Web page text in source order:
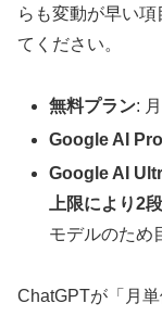
らも変動が早い
てください。
無料プラン:
Google AI
Google AI
上限により2段
モデルのため
ChatGPTが「月